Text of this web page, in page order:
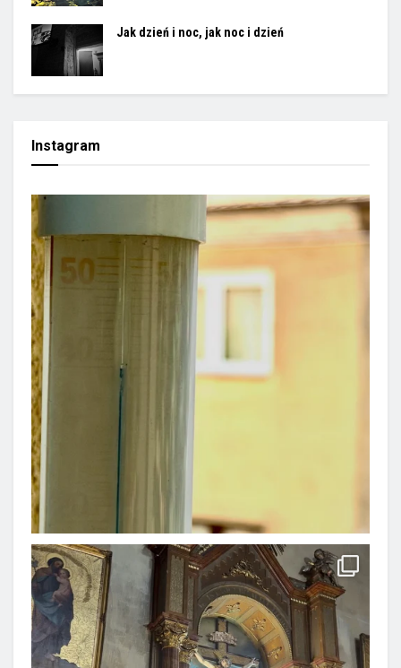
Jak dzień i noc, jak noc i dzień
Instagram